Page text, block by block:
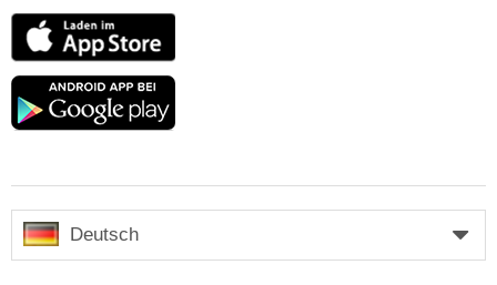
App
Store
Google
Deutsch